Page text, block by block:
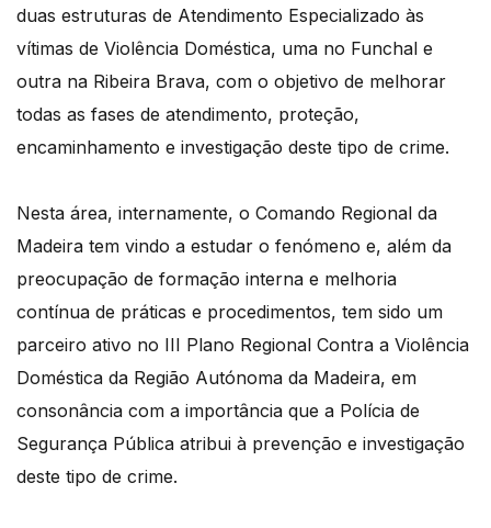
duas estruturas de Atendimento Especializado às
vítimas de Violência Doméstica, uma no Funchal e
outra na Ribeira Brava, com o objetivo de melhorar
todas as fases de atendimento, proteção,
encaminhamento e investigação deste tipo de crime.
Nesta área, internamente, o Comando Regional da
Madeira tem vindo a estudar o fenómeno e, além da
preocupação de formação interna e melhoria
contínua de práticas e procedimentos, tem sido um
parceiro ativo no III Plano Regional Contra a Violência
Doméstica da Região Autónoma da Madeira, em
consonância com a importância que a Polícia de
Segurança Pública atribui à prevenção e investigação
deste tipo de crime.